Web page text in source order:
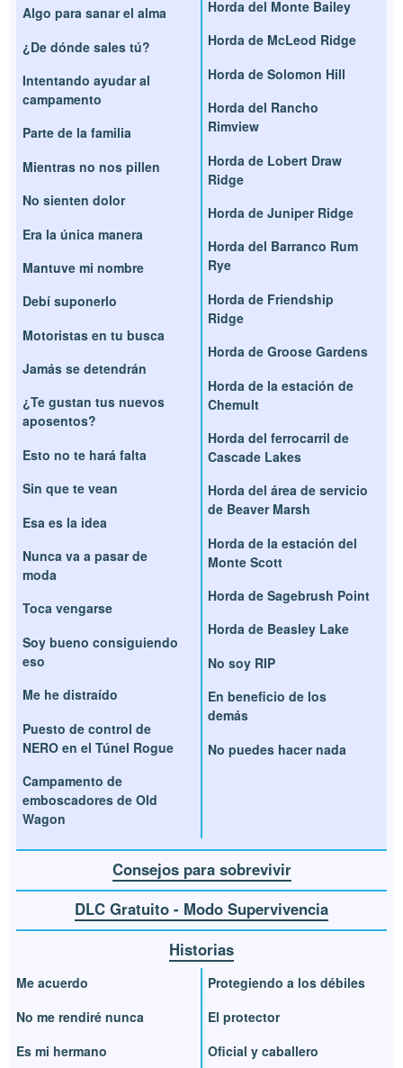
Algo para sanar el alma
¿De dónde sales tú?
Intentando ayudar al
campamento
Parte de la familia
Mientras no nos pillen
No sienten dolor
Era la única manera
Mantuve mi nombre
Debí suponerlo
Motoristas en tu busca
Jamás se detendrán
¿Te gustan tus nuevos
aposentos?
Esto no te hará falta
Sin que te vean
Esa es la idea
Nunca va a pasar de
moda
Toca vengarse
Soy bueno consiguiendo
eso
Me he distraído
Puesto de control de
NERO en el Túnel Rogue
Campamento de
emboscadores de Old
Wagon
Horda del Monte Bailey
Horda de McLeod Ridge
Horda de Solomon Hill
Horda del Rancho
Rimview
Horda de Lobert Draw
Ridge
Horda de Juniper Ridge
Horda del Barranco Rum
Rye
Horda de Friendship
Ridge
Horda de Groose Gardens
Horda de la estación de
Chemult
Horda del ferrocarril de
Cascade Lakes
Horda del área de servicio
de Beaver Marsh
Horda de la estación del
Monte Scott
Horda de Sagebrush Point
Horda de Beasley Lake
No soy RIP
En beneficio de los
demás
No puedes hacer nada
Consejos para sobrevivir
DLC Gratuito - Modo Supervivencia
Historias
Me acuerdo
No me rendiré nunca
Es mi hermano
Protegiendo a los débiles
El protector
Oficial y caballero